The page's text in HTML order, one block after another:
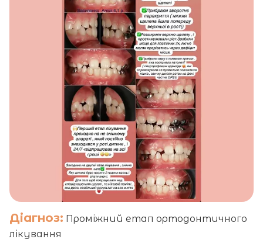
Діагноз: Проміжний етап ортодонтичного
лікування